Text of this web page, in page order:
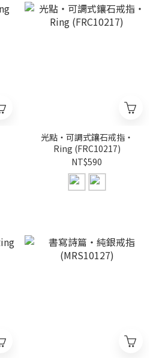
光點・可調式鑲石戒指・
Ring (FRC10217)
NT$590